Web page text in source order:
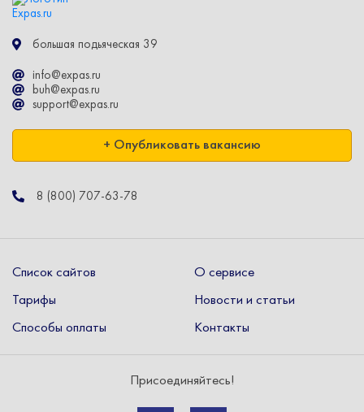
большая подьяческая 39
info@expas.ru
buh@expas.ru
support@expas.ru
+ Опубликовать вакансию
8 (800) 707-63-78
Список сайтов
Тарифы
Способы оплаты
О сервисе
Новости и статьи
Контакты
Присоединяйтесь!